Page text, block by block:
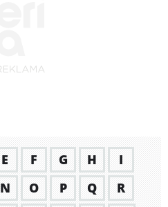
E F G H
I
N O P Q
R